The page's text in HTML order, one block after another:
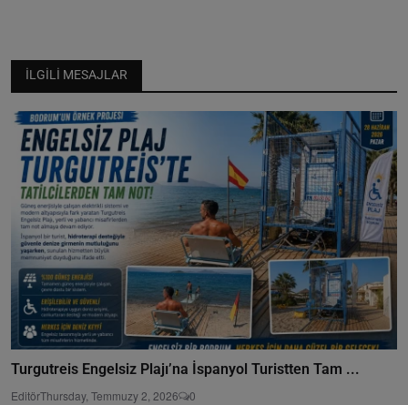
İLGILI MESAJLAR
Turgutreis Engelsiz Plajı’na İspanyol Turistten Tam ...
EditörThursday, Temmuzy 2, 2026 0